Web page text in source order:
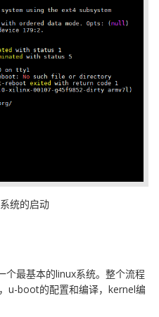
统的启动
个最基本的linux系统。整个流程
u-boot的配置和编译，kernel编